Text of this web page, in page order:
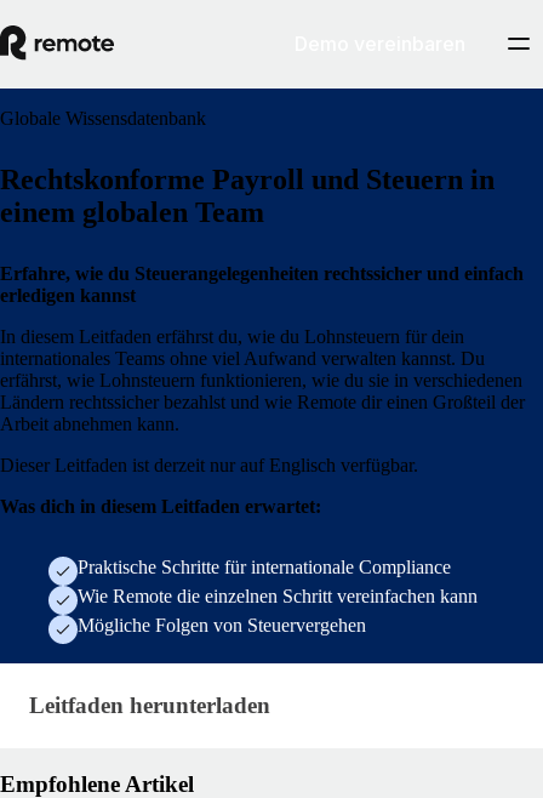
Globale Wissensdatenbank
Rechtskonforme Payroll und Steuern in
einem globalen Team
Erfahre, wie du Steuerangelegenheiten rechtssicher und einfach
erledigen kannst
In diesem Leitfaden erfährst du, wie du Lohnsteuern für dein
internationales Teams ohne viel Aufwand verwalten kannst. Du
erfährst, wie Lohnsteuern funktionieren, wie du sie in verschiedenen
Ländern rechtssicher bezahlst und wie Remote dir einen Großteil der
Arbeit abnehmen kann.
Dieser Leitfaden ist derzeit nur auf Englisch verfügbar.
Was dich in diesem Leitfaden erwartet:
Praktische Schritte für internationale Compliance
Wie Remote die einzelnen Schritt vereinfachen kann
Mögliche Folgen von Steuervergehen
Leitfaden herunterladen · research/global-tax-
Leitfaden herunterladen
Empfohlene Artikel